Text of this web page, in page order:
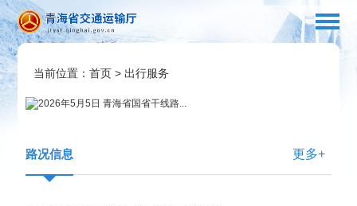
当前位置：首页 > 出行服务
路况信息 更多+